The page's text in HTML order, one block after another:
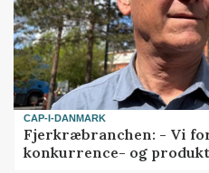
CAP-I-DANMARK
Fjerkræbranchen: - Vi
konkurrence- og